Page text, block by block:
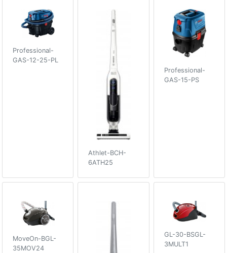
Professional-
GAS-12-25-PL
Athlet-BCH-
6ATH25
Professional-
GAS-15-PS
MoveOn-BGL-
35MOV24
GL-30-BSGL-
3MULT1